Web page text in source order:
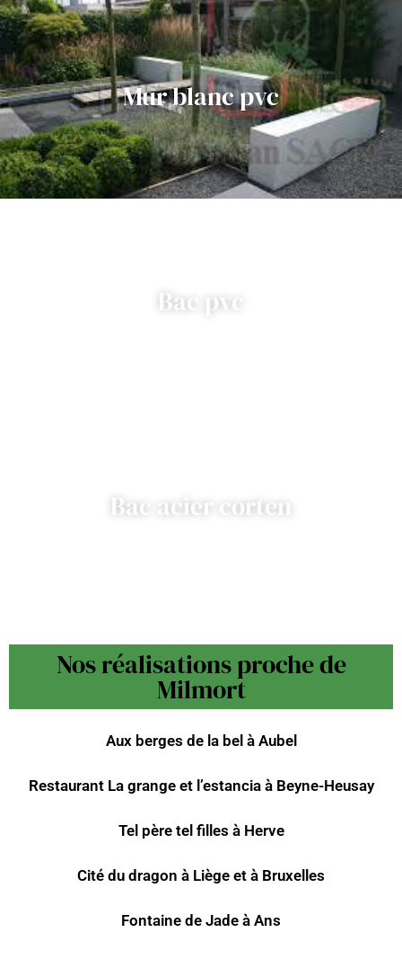
Mur blanc pvc
Bac pvc
Bac acier corten
Nos réalisations proche de
Milmort
Aux berges de la bel à Aubel
Restaurant La grange et l’estancia à Beyne-Heusay
Tel père tel filles à Herve
Cité du dragon à Liège et à Bruxelles
Fontaine de Jade à Ans